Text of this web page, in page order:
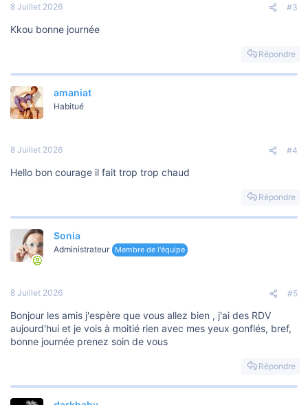
8 Juillet 2026 #3
Kkou bonne journée
Répondre
amaniat
Habitué
8 Juillet 2026 #4
Hello bon courage il fait trop trop chaud
Répondre
Sonia
Administrateur Membre de l'équipe
8 Juillet 2026 #5
Bonjour les amis j'espère que vous allez bien , j'ai des RDV
aujourd'hui et je vois à moitié rien avec mes yeux gonflés, bref,
bonne journée prenez soin de vous
Répondre